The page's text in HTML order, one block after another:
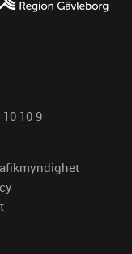
10 9